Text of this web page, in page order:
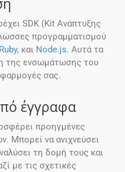
SDK (Kit Ανάπτυξης
προγραμματισμού
Ruby, και Node.js. Αυτά τα
της ενσωμάτωσης του
σας.
έγγραφα
προηγμένες
Μπορεί να ανιχνεύσει
τη δομή τους και
με τις σχετικές